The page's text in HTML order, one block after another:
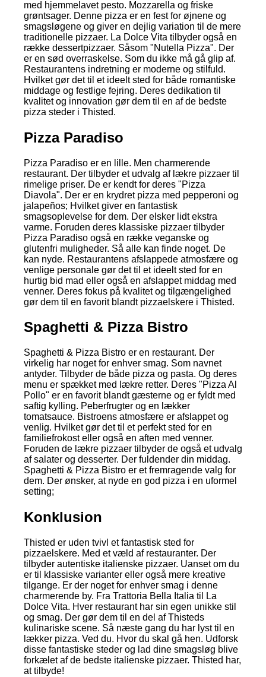
med hjemmelavet pesto. Mozzarella og friske
grøntsager. Denne pizza er en fest for øjnene og
smagsløgene og giver en dejlig variation til de mere
traditionelle pizzaer. La Dolce Vita tilbyder også en
række dessertpizzaer. Såsom "Nutella Pizza". Der
er en sød overraskelse. Som du ikke må gå glip af.
Restaurantens indretning er moderne og stilfuld.
Hvilket gør det til et ideelt sted for både romantiske
middage og festlige fejring. Deres dedikation til
kvalitet og innovation gør dem til en af de bedste
pizza steder i Thisted.
Pizza Paradiso
Pizza Paradiso er en lille. Men charmerende
restaurant. Der tilbyder et udvalg af lækre pizzaer til
rimelige priser. De er kendt for deres "Pizza
Diavola". Der er en krydret pizza med pepperoni og
jalapeños; Hvilket giver en fantastisk
smagsoplevelse for dem. Der elsker lidt ekstra
varme. Foruden deres klassiske pizzaer tilbyder
Pizza Paradiso også en række veganske og
glutenfri muligheder. Så alle kan finde noget. De
kan nyde. Restaurantens afslappede atmosfære og
venlige personale gør det til et ideelt sted for en
hurtig bid mad eller også en afslappet middag med
venner. Deres fokus på kvalitet og tilgængelighed
gør dem til en favorit blandt pizzaelskere i Thisted.
Spaghetti & Pizza Bistro
Spaghetti & Pizza Bistro er en restaurant. Der
virkelig har noget for enhver smag. Som navnet
antyder. Tilbyder de både pizza og pasta. Og deres
menu er spækket med lækre retter. Deres "Pizza Al
Pollo" er en favorit blandt gæsterne og er fyldt med
saftig kylling. Peberfrugter og en lækker
tomatsauce. Bistroens atmosfære er afslappet og
venlig. Hvilket gør det til et perfekt sted for en
familiefrokost eller også en aften med venner.
Foruden de lækre pizzaer tilbyder de også et udvalg
af salater og desserter. Der fuldender din middag.
Spaghetti & Pizza Bistro er et fremragende valg for
dem. Der ønsker, at nyde en god pizza i en uformel
setting;
Konklusion
Thisted er uden tvivl et fantastisk sted for
pizzaelskere. Med et væld af restauranter. Der
tilbyder autentiske italienske pizzaer. Uanset om du
er til klassiske varianter eller også mere kreative
tilgange. Er der noget for enhver smag i denne
charmerende by. Fra Trattoria Bella Italia til La
Dolce Vita. Hver restaurant har sin egen unikke stil
og smag. Der gør dem til en del af Thisteds
kulinariske scene. Så næste gang du har lyst til en
lækker pizza. Ved du. Hvor du skal gå hen. Udforsk
disse fantastiske steder og lad dine smagsløg blive
forkælet af de bedste italienske pizzaer. Thisted har,
at tilbyde!